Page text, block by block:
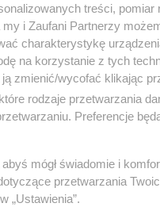
z dąbrowskiej
samochód
– informuje
treści, pomiar
i Zaufani Partnerzy
charakterystykę
na korzystanie z tych
zmienić/wycofać klikając
rodzaje przetwarzania
Preferencje
mógł świadomie i
przetwarzania
„Ustawienia”.